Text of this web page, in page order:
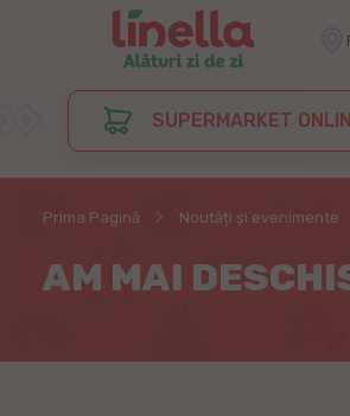
SUPERMARKET
Prima Pagină Noutăți și evenimente
AM MAI